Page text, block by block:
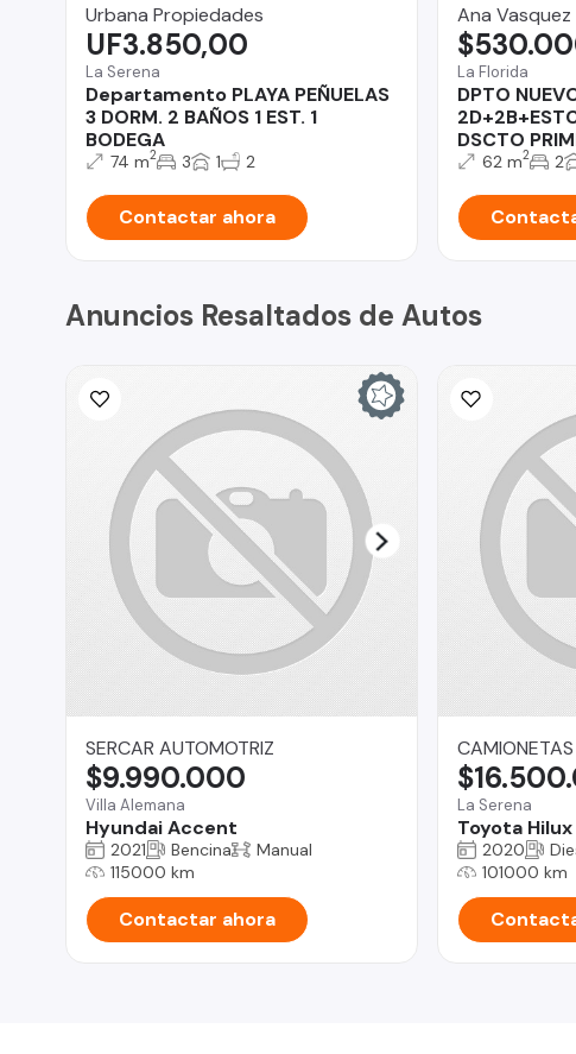
Urbana Propiedades
La Serena
Departamento PLAYA PEÑUELAS
3 DORM. 2 BAÑOS 1 EST. 1
BODEGA
UF3.850,00
74 m2 3 1 2
Contactar ahora
Ana Vasquez
La Florida
DPTO
DSCTO
62 m2 2
Anuncios Resaltados de Autos
SERCAR AUTOMOTRIZ
Villa Alemana
Hyundai Accent
$9.990.000
2021 Bencina
Manual
115000 km
Contactar ahora
La Serena
Toyota Hilux
2020
101000 km